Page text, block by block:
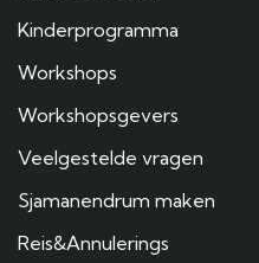
Kinderprogramma
Workshops
Workshopsgevers
Veelgestelde vragen
Sjamanendrum maken
Reis&Annulerings